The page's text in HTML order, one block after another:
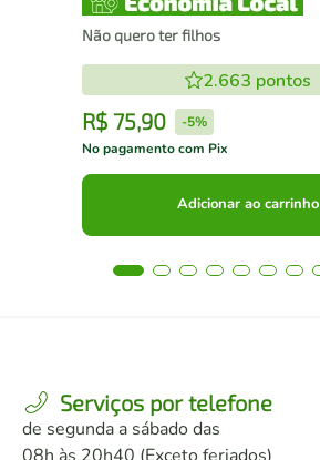
Não quero ter filhos
2.663 pontos
R$ 75,90 -5%
No pagamento com Pix
Adicionar ao carrinho
Serviços por telefone
de segunda a sábado das